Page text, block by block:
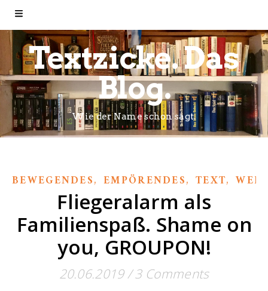
Textzicke. Das
Blog.
Wie der Name schon sagt.
BEWEGENDES, EMPÖRENDES, TEXT,
Fliegeralarm als
Familienspaß. Shame on
you, GROUPON!
20.06.2019/ 3 Comments